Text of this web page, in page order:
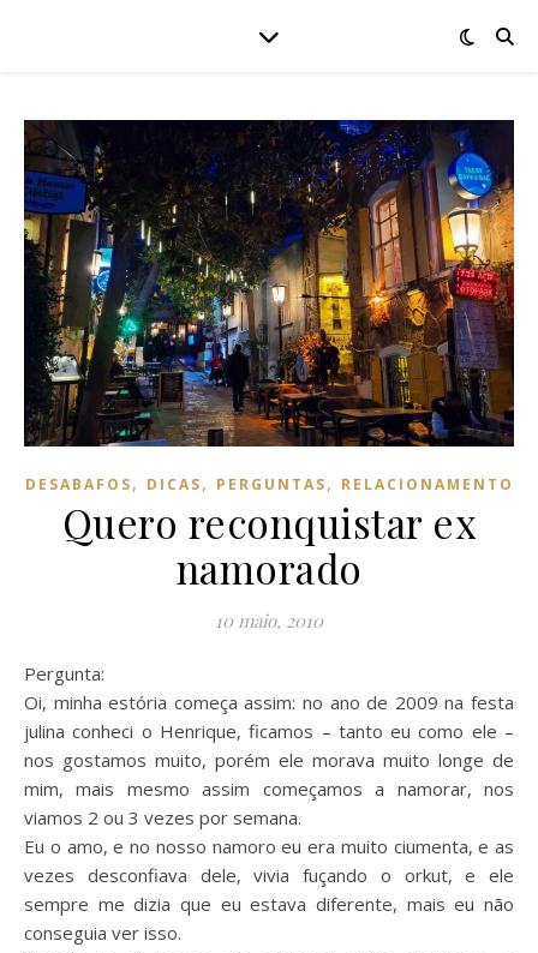
DESABAFOS, DICAS, PERGUNTAS, RELACIONAMENTO
Quero reconquistar ex
namorado
10 maio, 2010
Pergunta:
Oi, minha estória começa assim: no ano de 2009 na festa
julina conheci o Henrique, ficamos – tanto eu como ele –
nos gostamos muito, porém ele morava muito longe de
mim, mais mesmo assim começamos a namorar, nos
viamos 2 ou 3 vezes por semana.
Eu o amo, e no nosso namoro eu era muito ciumenta, e as
vezes desconfiava dele, vivia fuçando o orkut, e ele
sempre me dizia que eu estava diferente, mais eu não
conseguia ver isso.